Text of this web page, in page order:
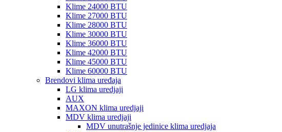
Klime 24000 BTU
Klime 27000 BTU
Klime 28000 BTU
Klime 30000 BTU
Klime 36000 BTU
Klime 42000 BTU
Klime 45000 BTU
Klime 60000 BTU
Brendovi klima uređaja
LG klima uredjaji
AUX
MAXON klima uredjaji
MDV klima uredjaji
MDV unutrašnje jedinice klima uredjaja